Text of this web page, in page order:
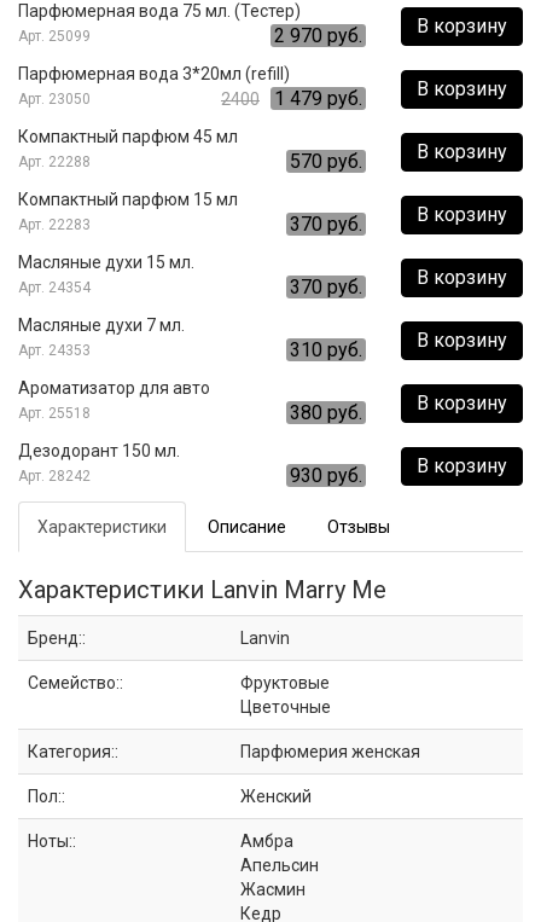
В корзину
Парфюмерная вода 75 мл. (Тестер)
25099 2 970 руб.
В корзину
Парфюмерная вода 3*20мл (refill)
23050 2400 1 479 руб.
В корзину
Компактный парфюм 45 мл
22288 570 руб.
В корзину
Компактный парфюм 15 мл
22283 370 руб.
В корзину
Масляные духи 15 мл.
24354 370 руб.
В корзину
Масляные духи 7 мл.
24353 310 руб.
В корзину
Ароматизатор для авто
25518 380 руб.
В корзину
Дезодорант 150 мл.
28242 930 руб.
Характеристики Описание Отзывы
Характеристики Lanvin Marry Me
Бренд:: Lanvin
Семейство::
Фруктовые
Цветочные
Категория:: Парфюмерия женская
Пол:: Женский
Ноты::
Амбра
Апельсин
Жасмин
Кедр